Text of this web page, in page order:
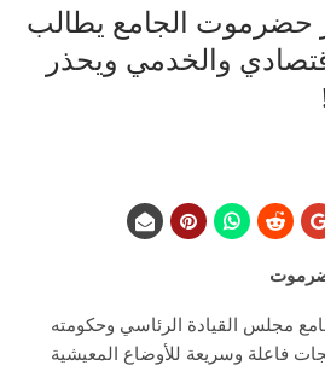
الجامع يطالب
والخدمي ويحذر
مجلس القيادة الرئاسي وحكومته
فاعلة وسريعة للأوضاع المعيشية